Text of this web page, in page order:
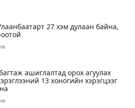
27 хэм дулаан байна,
ашиглалтад орох агуулах
13 хоногийн хэрэгцээг